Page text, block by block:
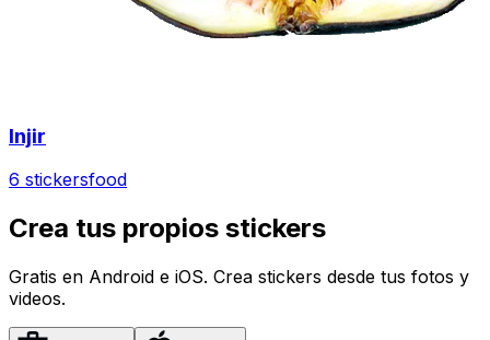
Injir
6 stickersfood
Crea tus propios stickers
Gratis en Android e iOS. Crea stickers desde tus fotos y
videos.